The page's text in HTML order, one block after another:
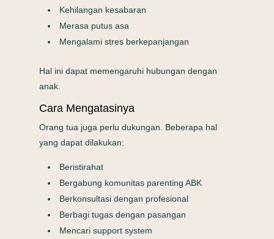
Kehilangan kesabaran
Merasa putus asa
Mengalami stres berkepanjangan
Hal ini dapat memengaruhi hubungan dengan
anak.
Cara Mengatasinya
Orang tua juga perlu dukungan. Beberapa hal
yang dapat dilakukan:
Beristirahat
Bergabung komunitas parenting ABK
Berkonsultasi dengan profesional
Berbagi tugas dengan pasangan
Mencari support system